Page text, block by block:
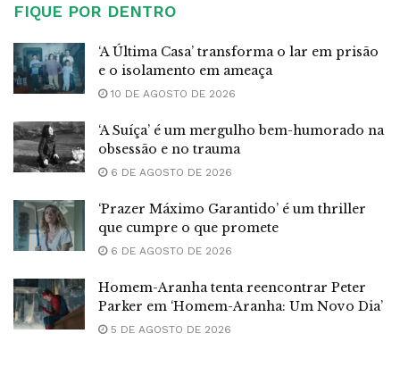
FIQUE POR DENTRO
‘A Última Casa’ transforma o lar em prisão
e o isolamento em ameaça
10 DE AGOSTO DE 2026
‘A Suíça’ é um mergulho bem-humorado na
obsessão e no trauma
6 DE AGOSTO DE 2026
‘Prazer Máximo Garantido’ é um thriller
que cumpre o que promete
6 DE AGOSTO DE 2026
Homem-Aranha tenta reencontrar Peter
Parker em ‘Homem-Aranha: Um Novo Dia’
5 DE AGOSTO DE 2026